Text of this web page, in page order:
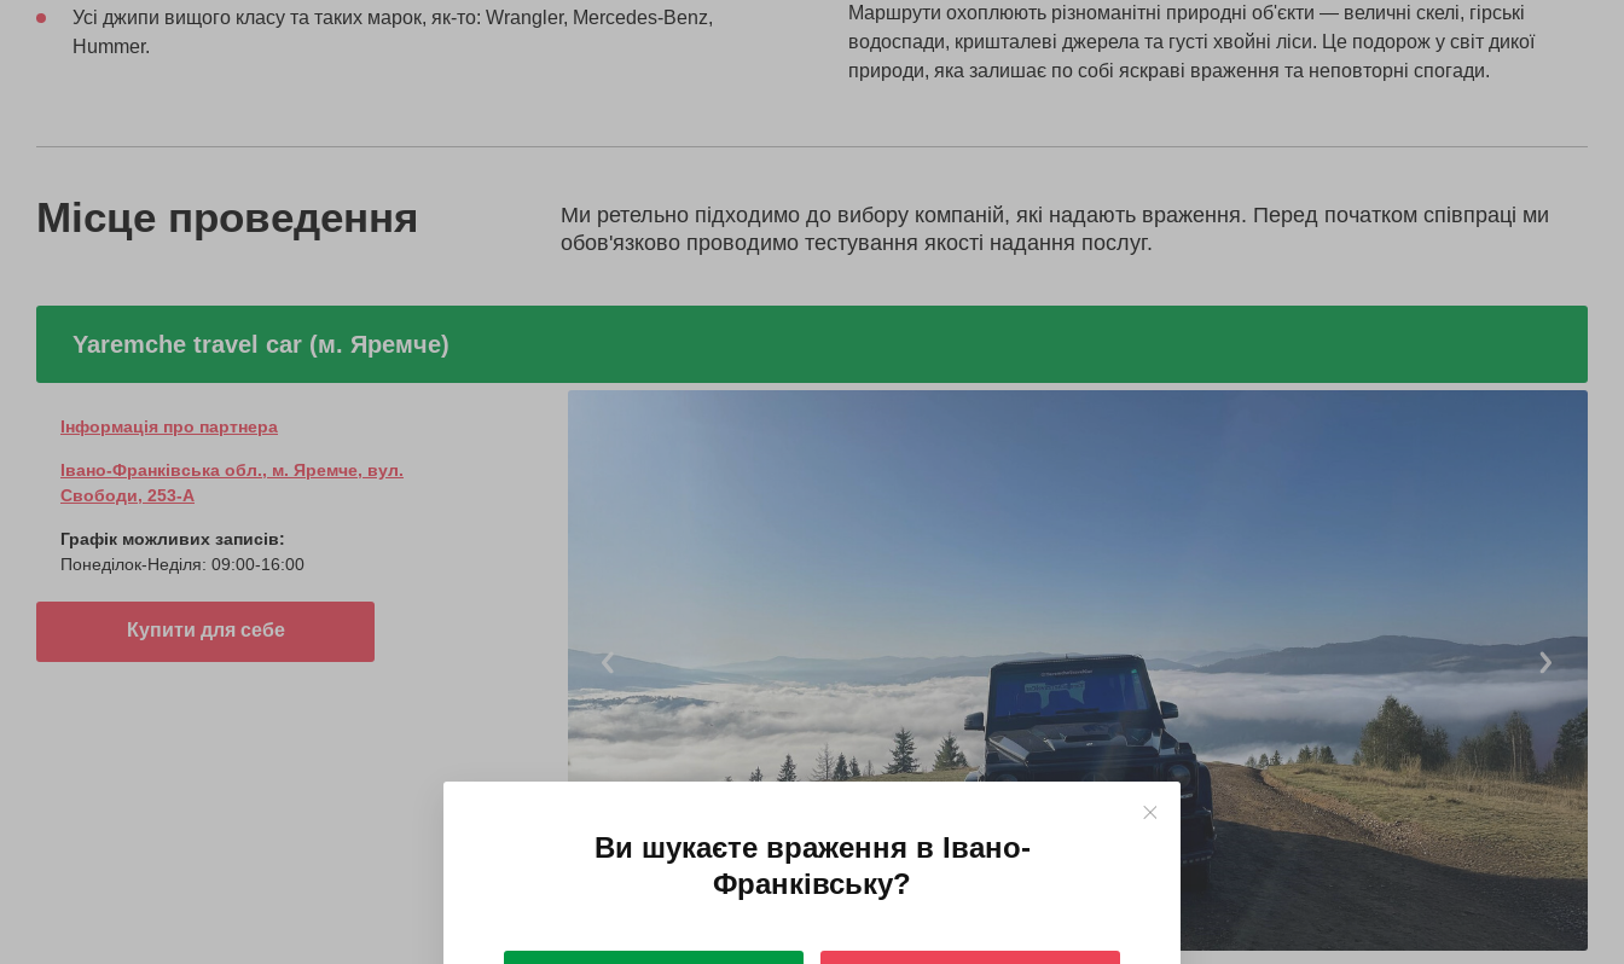
Усі джипи вищого класу та таких марок, як-то: Wrangler, Mercedes-Benz,
Hummer.
Маршрути охоплюють різноманітні природні об'єкти — величні скелі, гірські
водоспади, кришталеві джерела та густі хвойні ліси. Це подорож у світ дикої
природи, яка залишає по собі яскраві враження та неповторні спогади.
Місце проведення
Ми ретельно підходимо до вибору компаній, які надають враження. Перед початком співпраці ми
обов'язково проводимо тестування якості надання послуг.
Yaremche travel car (м. Яремче)
Інформація про партнера
Івано-Франківська обл., м. Яремче, вул.
Свободи, 253-А
Графік можливих записів:
Понеділок-Неділя: 09:00-16:00
Купити для себе
Ви шукаєте враження в Івано-
Франківську?